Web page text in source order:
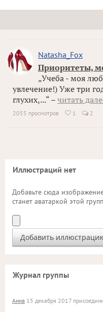
Natasha_Fox
Приоритеты,
„Учеба - моя
увлечение!) Уже три
глухих,...“ – читать
2055 просмотров  1 2
Иллюстраций нет
Добавьте сюда
станет аватаркой этой
Журнал группы
Анна 15 декабря 2017